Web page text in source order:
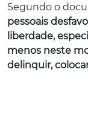
Segundo o
pessoais
liberdade,
menos neste
delinquir,